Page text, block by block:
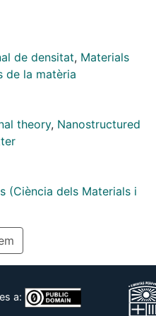
chemisorption of oxygen
stress conditions for the
to energetically prefer to
forming a new type of gold-
bond lengths observed in
of gold chains can be
de densitat, Materials
de la matèria
theory, Nanostructured
(Ciència dels Materials i
a: